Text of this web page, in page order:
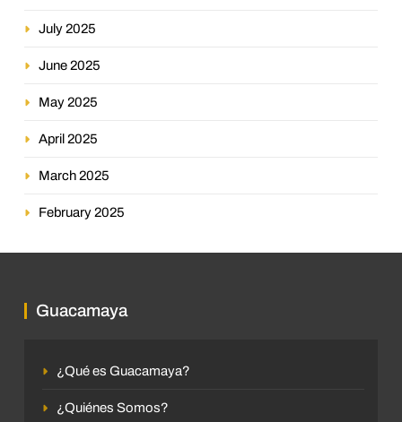
July 2025
June 2025
May 2025
April 2025
March 2025
February 2025
Guacamaya
¿Qué es Guacamaya?
¿Quiénes Somos?